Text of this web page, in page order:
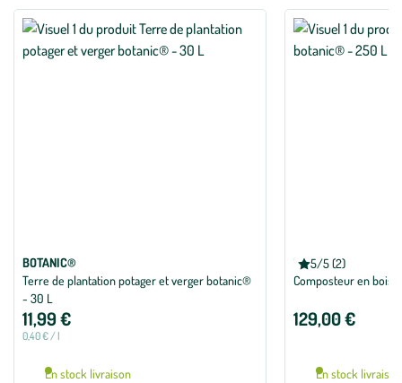
BOTANIC®
Terre de plantation potager et verger botanic®
- 30 L
11,99 €
0,40 € / l
En stock livraison
5/5 (2)
Note
moyenne
sur
avis
BOTANIC®
Composteur en bois
129,00 €
En stock livraison